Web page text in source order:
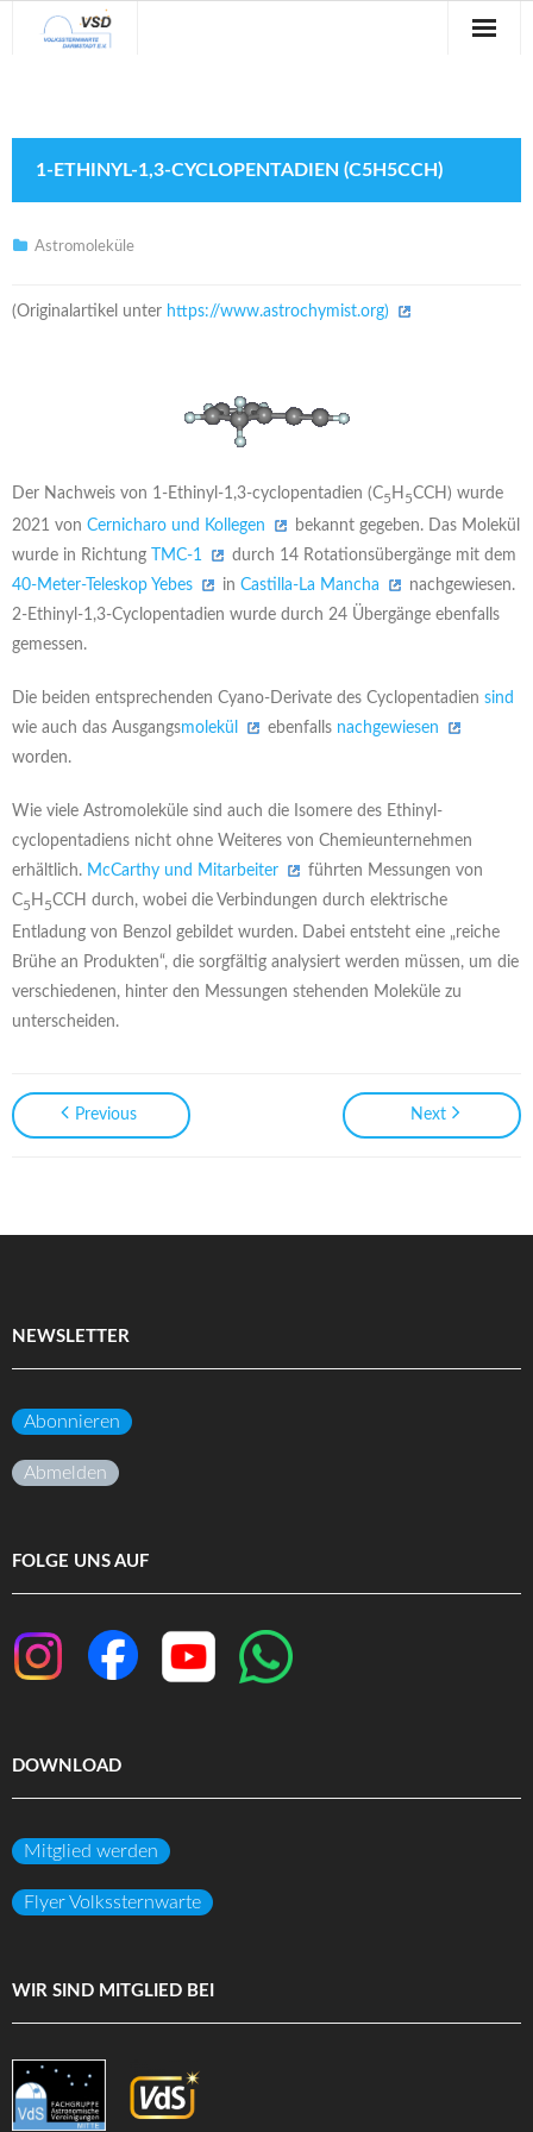
Veranstaltungen
Blog
Galerie
1-ETHINYL-1,3-CYCLOPENTADIEN (C5H5CCH)
Astromoleküle
(Originalartikel unter https://www.astrochymist.org)
Der Nachweis von 1-Ethinyl-1,3-cyclopentadien (C5 H 5CCH) wurde
2021 von Cernicharo und Kollegen
bekannt gegeben. Das Molekül
wurde in Richtung
TMC-1
durch 14 Rotationsübergänge mit dem
40-Meter-Teleskop Yebes
in Castilla-La Mancha
nachgewiesen.
2-Ethinyl-1,3-Cyclopentadien wurde durch 24 Übergänge ebenfalls
gemessen.
Die beiden entsprechenden Cyano-Derivate des Cyclopentadien sind
wie auch das Ausgangsmolekül ebenfalls nachgewiesen
worden.
Wie viele Astromoleküle sind auch die Isomere des Ethinyl-
cyclopentadiens nicht ohne Weiteres von Chemieunternehmen
erhältlich. McCarthy und Mitarbeiter
führten Messungen von
C5 H 5CCH durch, wobei die Verbindungen durch elektrische
Entladung von Benzol gebildet wurden. Dabei entsteht eine „reiche
Brühe an Produkten“, die sorgfältig analysiert werden müssen, um die
verschiedenen, hinter den Messungen stehenden Moleküle zu
unterscheiden.
Previous Next
NEWSLETTER
Abonnieren
Abmelden
FOLGE UNS AUF
DOWNLOAD
Mitglied werden
Flyer Volkssternwarte
WIR SIND MITGLIED BEI